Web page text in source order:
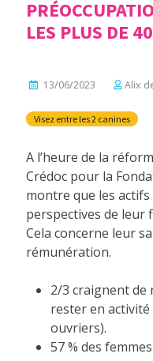
LES PLUS DE
13/06/2023 Alix
Visez entre les 2 canines
A l’heure de la
Crédoc pour la
montre que les
perspectives de leur
Cela concerne leur
rémunération.
2/3 craignent
rester en activité
ouvriers).
57 % des